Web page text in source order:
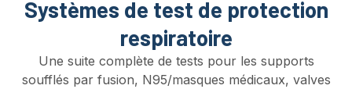
Systèmes de test de protection
respiratoire
Une suite complète de tests pour les supports
soufflés par fusion, N95/masques médicaux, valves